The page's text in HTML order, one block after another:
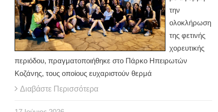
την
ολοκλήρωση
της φετινής
χορευτικής
περιόδου, πραγματοποιήθηκε στο Πάρκο Ηπειρωτών
Κοζάνης, τους οποίους ευχαριστούν θερμά
Διαβάστε Περισσότερα